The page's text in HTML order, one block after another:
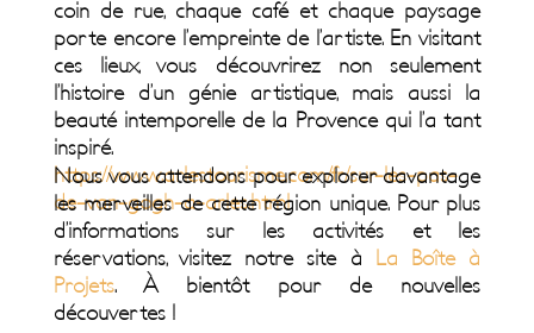
coin de rue, chaque café et chaque paysage
porte encore l’empreinte de l’artiste. En visitant
ces lieux, vous découvrirez non seulement
l’histoire d’un génie artistique, mais aussi la
beauté intemporelle de la Provence qui l’a tant
inspiré.
https://www.arlestourisme.com/fr/sur-les-pas-
de-van-gogh-a-arles.html
Nous vous attendons pour explorer davantage
les merveilles de cette région unique. Pour plus
d’informations sur les activités et les
réservations, visitez notre site à
La Boîte à
Projets. À bientôt pour de nouvelles
découvertes !